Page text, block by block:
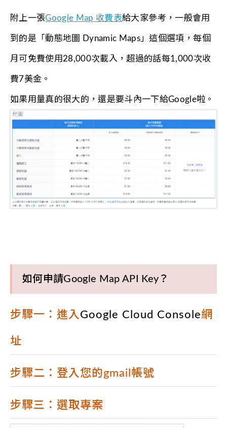
附上一張Google Map 收費表給大家參考，一般會用
到的是「動態地圖 Dynamic Maps」這個選項，每個
月可免費使用28,000次載入，超過的話每1,000次收
費7美金。
如果用量真的很大的，還是要斗內一下給Google啦。
如何申請Google Map API Key？
步驟一：進入Google Cloud Console網
址
步驟二：登入您的gmail帳號
步驟三：選取專案